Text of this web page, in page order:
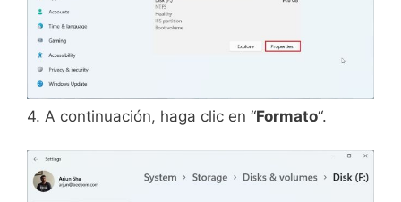
4. A continuación, haga clic en “Formato“.